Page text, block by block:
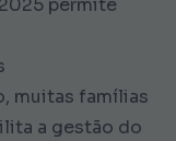
permite
muitas famílias
a gestão do